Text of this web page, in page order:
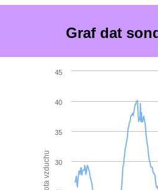
Graf dat
teplota vzduchu 30
35
40
45